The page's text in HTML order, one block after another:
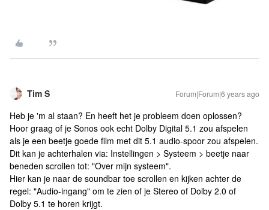
Tim S Forum|Forum|6 years ago
Heb je 'm al staan? En heeft het je probleem doen oplossen?
Hoor graag of je Sonos ook echt Dolby Digital 5.1 zou afspelen
als je een beetje goede film met dit 5.1 audio-spoor zou afspelen.
Dit kan je achterhalen via: Instellingen > Systeem > beetje naar
beneden scrollen tot: "Over mijn systeem".
Hier kan je naar de soundbar toe scrollen en kijken achter de
regel: "Audio-ingang" om te zien of je Stereo of Dolby 2.0 of
Dolby 5.1 te horen krijgt.